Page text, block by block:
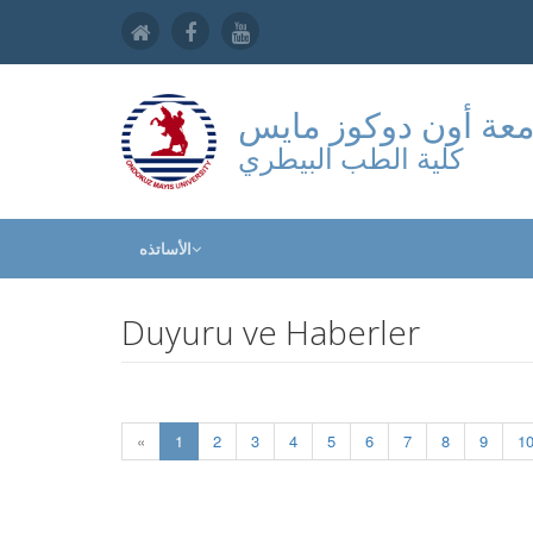
أون دوكوز مايس
كلية الطب البيطري
الأساتذه
Duyuru ve Haberler
« 1 (current)
2 3 4 5 6 7 8 9 10